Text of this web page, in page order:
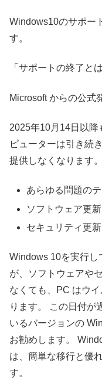
Windows10のサポー
す。
「サポートの終了とは
Microsoft からの公式
2025年10月14日以
ピューターは引き続
提供しなくなります
あらゆる問題の
ソフトウェア更
セキュリティ更
Windows 10を実行し
が、ソフトウェアや
なくても、PC はウ
ります。 この日付が
いるバージョンの
お勧めします。
は、簡単な移行と優
す。